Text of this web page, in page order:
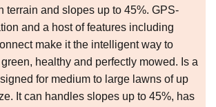
terrain and slopes up to 45%. GPS-
and a host of features including
make it the intelligent way to
healthy and perfectly mowed. Is a
for medium to large lawns of up
It can handles slopes up to 45%, has